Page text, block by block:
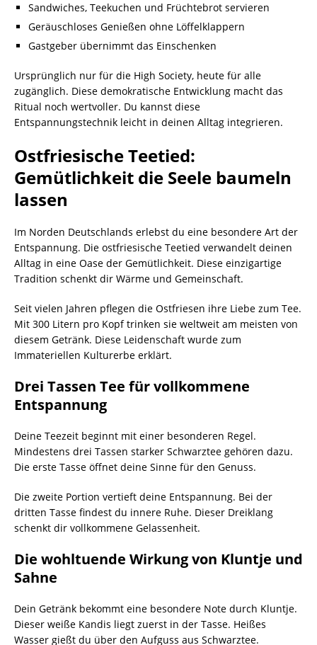
Sandwiches, Teekuchen und Früchtebrot servieren
Geräuschloses Genießen ohne Löffelklappern
Gastgeber übernimmt das Einschenken
Ursprünglich nur für die High Society, heute für alle
zugänglich. Diese demokratische Entwicklung macht das
Ritual noch wertvoller. Du kannst diese
Entspannungstechnik leicht in deinen Alltag integrieren.
Ostfriesische Teetied:
Gemütlichkeit die Seele baumeln
lassen
Im Norden Deutschlands erlebst du eine besondere Art der
Entspannung. Die ostfriesische Teetied verwandelt deinen
Alltag in eine Oase der Gemütlichkeit. Diese einzigartige
Tradition schenkt dir Wärme und Gemeinschaft.
Seit vielen Jahren pflegen die Ostfriesen ihre Liebe zum Tee.
Mit 300 Litern pro Kopf trinken sie weltweit am meisten von
diesem Getränk. Diese Leidenschaft wurde zum
Immateriellen Kulturerbe erklärt.
Drei Tassen Tee für vollkommene
Entspannung
Deine Teezeit beginnt mit einer besonderen Regel.
Mindestens drei Tassen starker Schwarztee gehören dazu.
Die erste Tasse öffnet deine Sinne für den Genuss.
Die zweite Portion vertieft deine Entspannung. Bei der
dritten Tasse findest du innere Ruhe. Dieser Dreiklang
schenkt dir vollkommene Gelassenheit.
Die wohltuende Wirkung von Kluntje und
Sahne
Dein Getränk bekommt eine besondere Note durch Kluntje.
Dieser weiße Kandis liegt zuerst in der Tasse. Heißes
Wasser gießt du über den Aufguss aus Schwarztee.